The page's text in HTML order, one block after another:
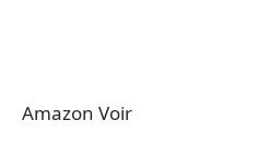
Amazon Voir